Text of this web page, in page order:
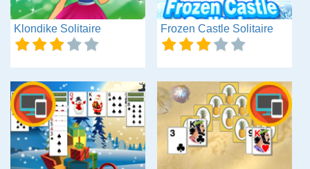
Klondike Solitaire Frozen Castle Solitaire